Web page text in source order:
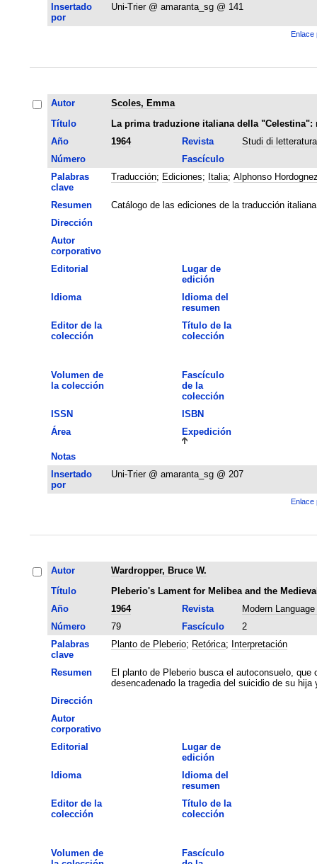
Insertado
por
Uni-Trier @ amaranta_sg @ 141
Enlace
Autor
Scoles, Emma
Título
La prima traduzione italiana della
Año
1964 Revista
Studi di
Número
Fascículo
Palabras
clave
Traducción; Ediciones; Italia; Alphonso
Resumen
Catálogo de las ediciones de la traducción
Dirección
Autor
corporativo
Editorial
Lugar de
edición
Idioma
Idioma del
resumen
Editor de la
colección
Título de la
colección
Volumen de
la colección
Fascículo
de la
colección
ISSN
ISBN
Área
Expedición
Notas
Insertado
por
Uni-Trier @ amaranta_sg @ 207
Enlace
Autor
Wardropper, Bruce W.
Título
Pleberio's Lament for Melibea and the
Año
1964 Revista
Modern
Número
79 Fascículo
2
Palabras
clave
Planto de Pleberio; Retórica; Interpretación
Resumen
El planto de Pleberio busca el autoconsuelo,
desencadenado la tragedia del suicidio de su
Dirección
Autor
corporativo
Editorial
Lugar de
edición
Idioma
Idioma del
resumen
Editor de la
colección
Título de la
colección
Volumen de
Fascículo